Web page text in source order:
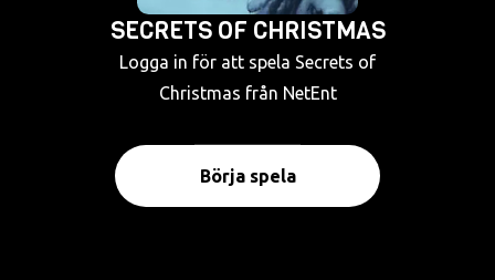
SECRETS OF CHRISTMAS
Logga in för att spela Secrets of
Christmas från NetEnt
Börja spela